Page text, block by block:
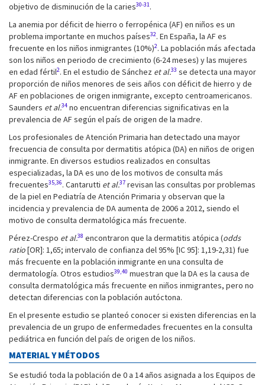
objetivo de disminución de la caries30-31.
La anemia por déficit de hierro o ferropénica (AF) en niños es un
problema importante en muchos países32. En España, la AF es
frecuente en los niños inmigrantes (10%)2. La población más afectada
son los niños en periodo de crecimiento (6-24 meses) y las mujeres
en edad fértil2. En el estudio de Sánchez et al.33 se detecta una mayor
proporción de niños menores de seis años con déficit de hierro y de
AF en poblaciones de origen inmigrante, excepto centroamericanos.
Saunders et al.34 no encuentran diferencias significativas en la
prevalencia de AF según el país de origen de la madre.
Los profesionales de Atención Primaria han detectado una mayor
frecuencia de consulta por dermatitis atópica (DA) en niños de origen
inmigrante. En diversos estudios realizados en consultas
especializadas, la DA es uno de los motivos de consulta más
frecuentes35,36. Cantarutti et al.37 revisan las consultas por problemas
de la piel en Pediatría de Atención Primaria y observan que la
incidencia y prevalencia de DA aumenta de 2006 a 2012, siendo el
motivo de consulta dermatológica más frecuente.
Pérez-Crespo et al.38 encontraron que la dermatitis atópica (odds
ratio[OR]: 1,65; intervalo de confianza del 95% [IC 95]: 1,19-2,31) fue
más frecuente en la población inmigrante en una consulta de
dermatología. Otros estudios39,40 muestran que la DA es la causa de
consulta dermatológica más frecuente en niños inmigrantes, pero no
detectan diferencias con la población autóctona.
En el presente estudio se planteó conocer si existen diferencias en la
prevalencia de un grupo de enfermedades frecuentes en la consulta
pediátrica en función del país de origen de los niños.
MATERIAL Y MÉTODOS
Se estudió toda la población de 0 a 14 años asignada a los Equipos de